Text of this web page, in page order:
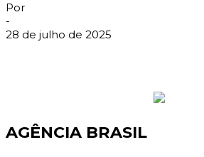
Por
-
28 de julho de 2025
AGÊNCIA BRASIL